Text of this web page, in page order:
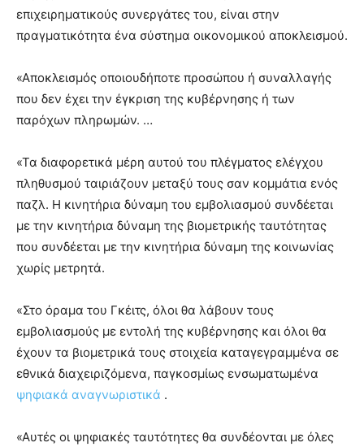
επιχειρηματικούς συνεργάτες του, είναι στην
πραγματικότητα ένα σύστημα οικονομικού αποκλεισμού.
«Αποκλεισμός οποιουδήποτε προσώπου ή συναλλαγής
που δεν έχει την έγκριση της κυβέρνησης ή των
παρόχων πληρωμών. …
«Τα διαφορετικά μέρη αυτού του πλέγματος ελέγχου
πληθυσμού ταιριάζουν μεταξύ τους σαν κομμάτια ενός
παζλ. Η κινητήρια δύναμη του εμβολιασμού συνδέεται
με την κινητήρια δύναμη της βιομετρικής ταυτότητας
που συνδέεται με την κινητήρια δύναμη της κοινωνίας
χωρίς μετρητά.
«Στο όραμα του Γκέιτς, όλοι θα λάβουν τους
εμβολιασμούς με εντολή της κυβέρνησης και όλοι θα
έχουν τα βιομετρικά τους στοιχεία καταγεγραμμένα σε
εθνικά διαχειριζόμενα, παγκοσμίως ενσωματωμένα
ψηφιακά αναγνωριστικά .
«Αυτές οι ψηφιακές ταυτότητες θα συνδέονται με όλες